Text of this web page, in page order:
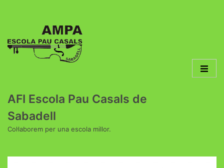
AFI Escola Pau Casals de
Sabadell
Col·laborem per una escola millor.